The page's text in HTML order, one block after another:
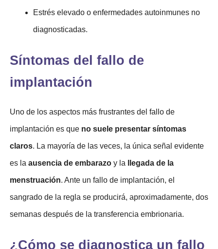
Estrés elevado o enfermedades autoinmunes no
diagnosticadas.
Síntomas del fallo de
implantación
Uno de los aspectos más frustrantes del fallo de
implantación es que no suele presentar síntomas
claros. La mayoría de las veces, la única señal evidente
es la ausencia de embarazo y la llegada de la
menstruación. Ante un fallo de implantación, el
sangrado de la regla se producirá, aproximadamente, dos
semanas después de la transferencia embrionaria.
¿Cómo se diagnostica un fallo